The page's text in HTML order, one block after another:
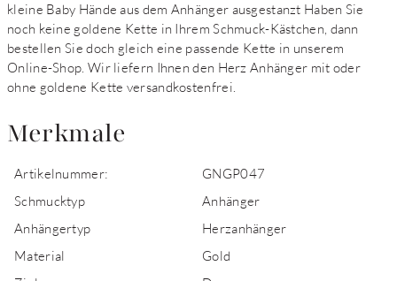
kleine Baby Hände aus dem Anhänger ausgestanzt Haben Sie
noch keine goldene Kette in Ihrem Schmuck-Kästchen, dann
bestellen Sie doch gleich eine passende Kette in unserem
Online-Shop. Wir liefern Ihnen den Herz Anhänger mit oder
ohne goldene Kette versandkostenfrei.
Merkmale
Artikelnummer:
GNGP047
Schmucktyp
Anhänger
Anhängertyp
Herzanhänger
Material
Gold